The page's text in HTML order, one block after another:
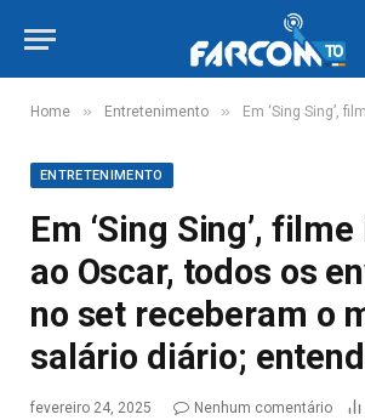
Home » Entretenimento » Em ‘Sing Sing’, filme indicado ao Oscar, todos
ENTRETENIMENTO
Em ‘Sing Sing’,
ao Oscar, todos os
no set receberam o
salário diário;
fevereiro 24, 2025 Nenhum comentário